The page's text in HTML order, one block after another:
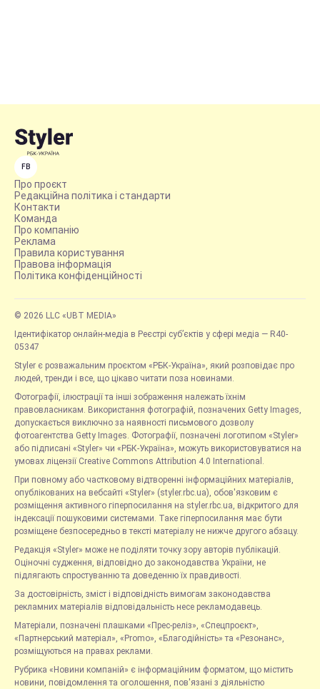
FB
Про проєкт
Редакційна політика і стандарти
Контакти
Команда
Про компанію
Реклама
Правила користування
Правова інформація
Політика конфіденційності
© 2026 LLC «UBT MEDIA»
Ідентифікатор онлайн-медіа в Реєстрі суб’єктів у сфері медіа — R40-
05347
Styler є розважальним проєктом «РБК-Україна», який розповідає про
людей, тренди і все, що цікаво читати поза новинами.
Фотографії, ілюстрації та інші зображення належать їхнім
правовласникам. Використання фотографій, позначених Getty Images,
допускається виключно за наявності письмового дозволу
фотоагентства Getty Images. Фотографії, позначені логотипом «Styler»
або підписані «Styler» чи «РБК-Україна», можуть використовуватися на
умовах ліцензії Creative Commons Attribution 4.0 International.
При повному або частковому відтворенні інформаційних матеріалів,
опублікованих на вебсайті «Styler» (styler.rbc.ua), обов'язковим є
розміщення активного гіперпосилання на styler.rbc.ua, відкритого для
індексації пошуковими системами. Таке гіперпосилання має бути
розміщене безпосередньо в тексті матеріалу не нижче другого абзацу.
Редакція «Styler» може не поділяти точку зору авторів публікацій.
Оціночні судження, відповідно до законодавства України, не
підлягають спростуванню та доведенню їх правдивості.
За достовірність, зміст і відповідність вимогам законодавства
рекламних матеріалів відповідальність несе рекламодавець.
Матеріали, позначені плашками «Прес-реліз», «Спецпроєкт»,
«Партнерський матеріал», «Promo», «Благодійність» та «Резонанс»,
розміщуються на правах реклами.
Рубрика «Новини компаній» є інформаційним форматом, що містить
новини, повідомлення та оголошення, пов'язані з діяльністю